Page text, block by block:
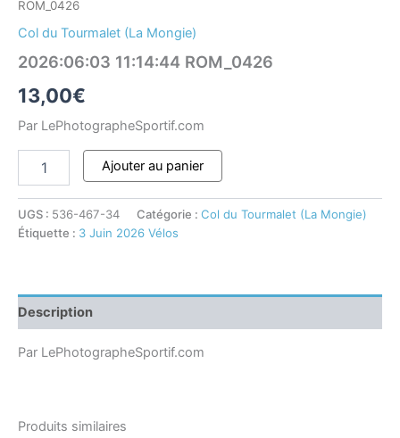
ROM_0426
Col du Tourmalet (La Mongie)
2026:06:03 11:14:44 ROM_0426
13,00€
Par LePhotographeSportif.com
Ajouter au panier
UGS : 536-467-34 Catégorie : Col du Tourmalet (La Mongie)
Étiquette : 3 Juin 2026 Vélos
Description
Par LePhotographeSportif.com
Produits similaires